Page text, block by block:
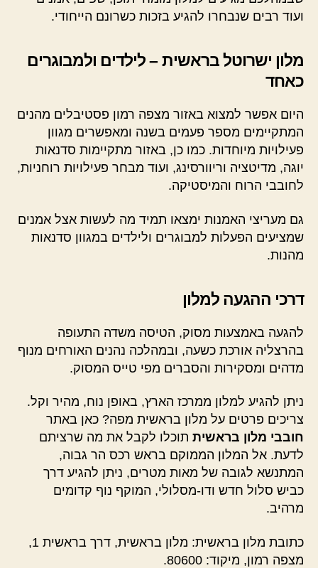
ועוד רבים שנבחרו להגיע בזכות כשרונם הייחודי.
מלון ישרוטל בראשית – לילדים ולמבוגרים
כאחד
היום אפשר למצוא באזור מצפה רמון פסטיבלים מהנים
המתקיימים מספר פעמים בשנה ומאפשרים מגוון
פעילויות מיוחדות. כמו כן, באזור מתקיימות סדנאות
יוגה, מדיטציה וריוורסינג, ועוד מבחר פעילויות רוחניות,
לחובבי הרוח והמיסטיקה.
גם מעריצי האמנות ימצאו תמיד מה לעשות אצל אמנים
שמציעים הפעלות למבוגרים ולילדים במגוון סדנאות
מהנות.
דרכי ההגעה למלון
להגעה באמצעות מסוק, הטיסה משדה התעופה
בהרצליה אורכת כשעה, ובמהלכה נהנים האורחים מנוף
מדהים ומסקירות והסברים מפי טייס המסוק.
ניתן להגיע למלון ממרכז הארץ, באופן נוח, מהיר וקל.
צריכים פרטים על מלון בראשית מפה? כאן באתר
חובבי מלון בראשית תוכלו לקבל את מה שרציתם
לדעת. אל המלון הממוקם בראש רכס הר גבוה,
המתנשא לגובה של מאות מטרים, ניתן להגיע דרך
כביש סלול חדש ודו-מסלולי, המוקף נוף קדומים
מרהיב.
כתובת מלון בראשית: מלון בראשית, דרך בראשית 1,
מצפה רמון, מיקוד: 80600.